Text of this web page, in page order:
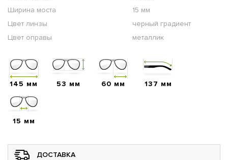
Ширина моста
15 мм
Цвет линзы
черный градиент
Цвет оправы
металлик
145 мм 53 мм 60 мм 137 мм
15 мм
ДОСТАВКА